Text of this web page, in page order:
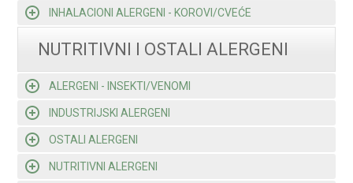
INHALACIONI ALERGENI - KOROVI/CVEĆE
NUTRITIVNI I OSTALI ALERGENI
ALERGENI - INSEKTI/VENOMI
INDUSTRIJSKI ALERGENI
OSTALI ALERGENI
NUTRITIVNI ALERGENI